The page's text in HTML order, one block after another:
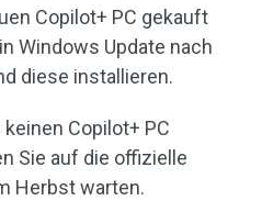
Copilot+ PC gekauft
Windows Update nach
diese installieren.
Copilot+ PC
Sie auf die offizielle
Herbst warten.